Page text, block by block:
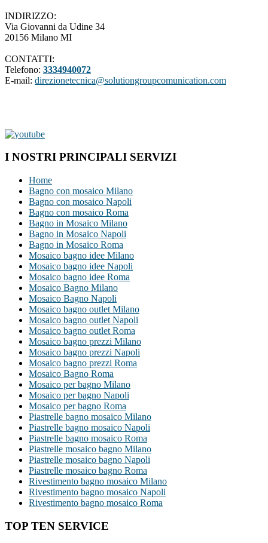
INDIRIZZO:
Via Giovanni da Udine 34
20156 Milano MI
CONTATTI:
Telefono: 3334940072
E-mail: direzionetecnica@solutiongroupcomunication.com
I NOSTRI PRINCIPALI SERVIZI
Home
Bagno con mosaico Milano
Bagno con mosaico Napoli
Bagno con mosaico Roma
Bagno in Mosaico Milano
Bagno in Mosaico Napoli
Bagno in Mosaico Roma
Mosaico bagno idee Milano
Mosaico bagno idee Napoli
Mosaico bagno idee Roma
Mosaico Bagno Milano
Mosaico Bagno Napoli
Mosaico bagno outlet Milano
Mosaico bagno outlet Napoli
Mosaico bagno outlet Roma
Mosaico bagno prezzi Milano
Mosaico bagno prezzi Napoli
Mosaico bagno prezzi Roma
Mosaico Bagno Roma
Mosaico per bagno Milano
Mosaico per bagno Napoli
Mosaico per bagno Roma
Piastrelle bagno mosaico Milano
Piastrelle bagno mosaico Napoli
Piastrelle bagno mosaico Roma
Piastrelle mosaico bagno Milano
Piastrelle mosaico bagno Napoli
Piastrelle mosaico bagno Roma
Rivestimento bagno mosaico Milano
Rivestimento bagno mosaico Napoli
Rivestimento bagno mosaico Roma
TOP TEN SERVICE